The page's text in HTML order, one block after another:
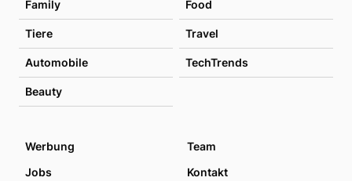
Family Food
Tiere Travel
Automobile TechTrends
Beauty
Werbung
Team
Jobs
Kontakt